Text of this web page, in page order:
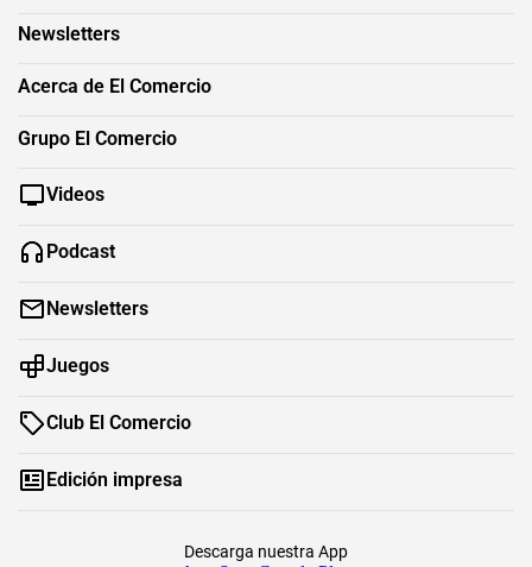
Newsletters
Acerca de El Comercio
Grupo El Comercio
Videos
Podcast
Newsletters
Juegos
Club El Comercio
Edición impresa
Descarga nuestra App